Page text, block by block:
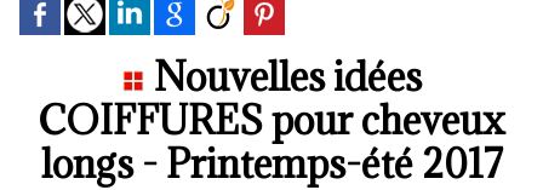
Nouvelles idées
COIFFURES pour cheveux
longs - Printemps-été 2017